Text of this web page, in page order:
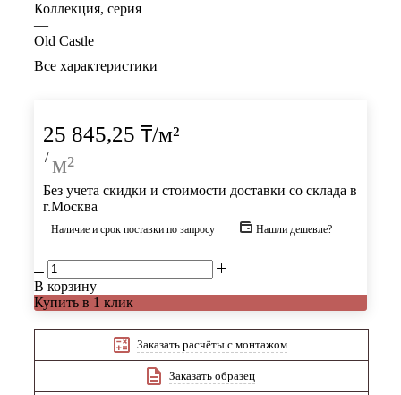
Коллекция, серия
—
Old Castle
Все характеристики
25 845,25 ₸/м²
/ м²
Без учета скидки и стоимости доставки со склада в
г.Москва
Наличие и срок поставки по запросу Нашли дешевле?
В корзину
Купить в 1 клик
Заказать расчёты с монтажом
Заказать образец